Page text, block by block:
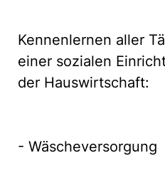
Kennenlernen aller
einer sozialen
der Hauswirtschaft:
- Wäscheversorgung